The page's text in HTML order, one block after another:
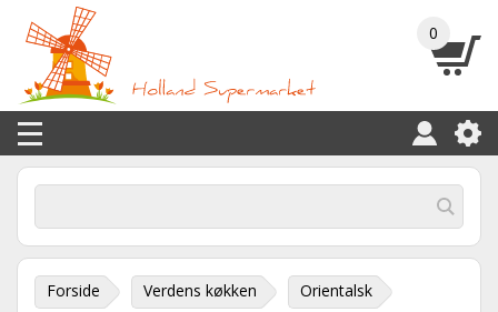
0
Forside Verdens køkken Orientalsk